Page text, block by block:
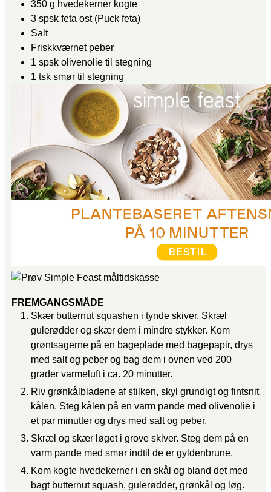
350 g hvedekerner kogte
3 spsk feta ost (Puck feta)
Salt
Friskkværnet peber
1 spsk olivenolie til stegning
1 tsk smør til stegning
FREMGANGSMÅDE
Skær butternut squashen i tynde skiver. Skræl
gulerødder og skær dem i mindre stykker. Kom
grøntsagerne på en bageplade med bagepapir, drys
med salt og peber og bag dem i ovnen ved 200
grader varmeluft i ca. 20 minutter.
Riv grønkålbladene af stilken, skyl grundigt og fintsnit
kålen. Steg kålen på en varm pande med olivenolie i
et par minutter og drys med salt og peber.
Skræl og skær løget i grove skiver. Steg dem på en
varm pande med smør indtil de er gyldenbrune.
Kom kogte hvedekerner i en skål og bland det med
bagt butternut squash, gulerødder, grønkål og løg.